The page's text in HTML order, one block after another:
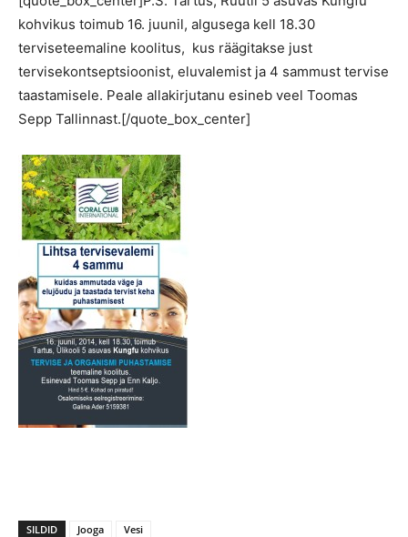
kohvikus toimub 16. juunil, algusega kell 18.30
terviseteemaline koolitus, kus räägitakse just
tervisekontseptsioonist, eluvalemist ja 4 sammust tervise
taastamisele. Peale allakirjutanu esineb veel Toomas
Sepp Tallinnast.[/quote_box_center]
SILDID Jooga Vesi